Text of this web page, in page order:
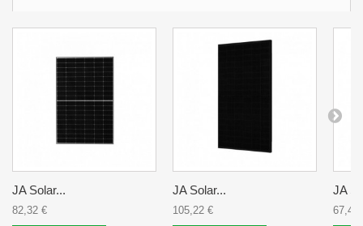
JA Solar...
82,32 €
JA Solar...
105,22 €
JA
67,43